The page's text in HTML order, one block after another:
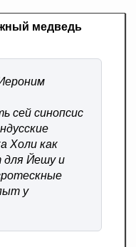
медведь
сей синопсис
Холи как
для Йешу и
у